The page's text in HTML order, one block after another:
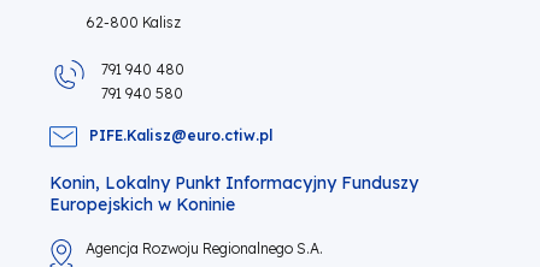
62-800 Kalisz
791 940 480
791 940 580
PIFE.Kalisz@euro.ctiw.pl
Konin, Lokalny Punkt Informacyjny Funduszy
Europejskich w Koninie
Agencja Rozwoju Regionalnego S.A.